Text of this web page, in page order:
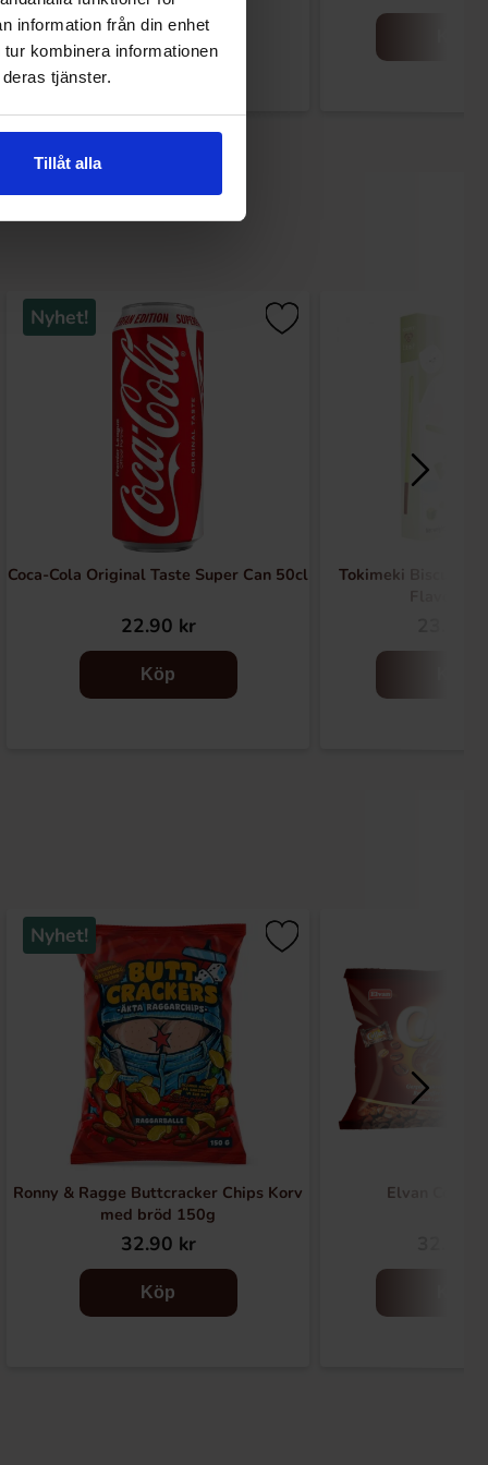
information från din enhet
kombinera informationen
tjänster.
Tillåt alla
Köp
Nyhet!
Coca-Cola Original Taste Super Can 50cl
22.90 kr
Köp
Tokimeki Biscuit
Nyhet!
Ronny & Ragge Buttcracker Chips Korv
med bröd 150g
32.90 kr
Köp
Elvan Coffex